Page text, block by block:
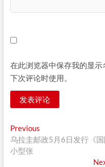
在此浏览器中保存我的显
下次评论时使用。
文
章
PreviousPrevious
post:
乌拉圭邮政5月6日发行《
小型张